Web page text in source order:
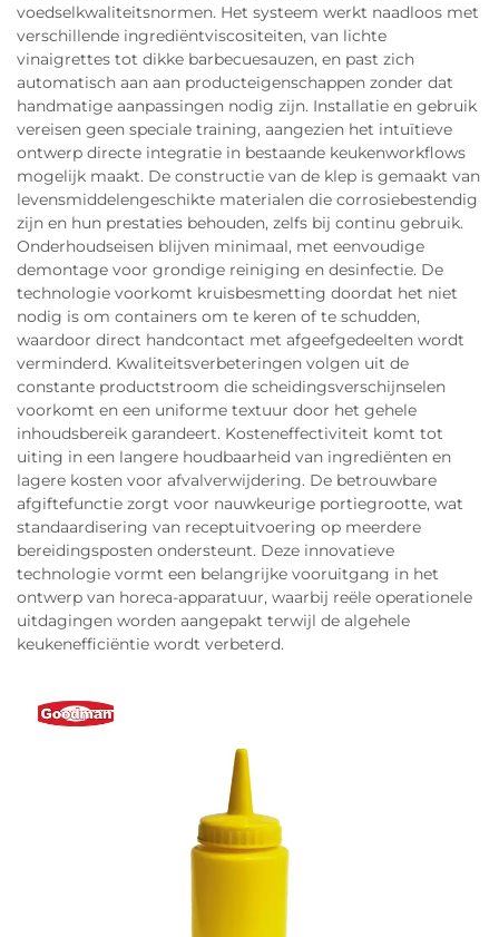
voedselkwaliteitsnormen. Het systeem werkt naadloos met
verschillende ingrediëntviscositeiten, van lichte
vinaigrettes tot dikke barbecuesauzen, en past zich
automatisch aan aan producteigenschappen zonder dat
handmatige aanpassingen nodig zijn. Installatie en gebruik
vereisen geen speciale training, aangezien het intuïtieve
ontwerp directe integratie in bestaande keukenworkflows
mogelijk maakt. De constructie van de klep is gemaakt van
levensmiddelengeschikte materialen die corrosiebestendig
zijn en hun prestaties behouden, zelfs bij continu gebruik.
Onderhoudseisen blijven minimaal, met eenvoudige
demontage voor grondige reiniging en desinfectie. De
technologie voorkomt kruisbesmetting doordat het niet
nodig is om containers om te keren of te schudden,
waardoor direct handcontact met afgeefgedeelten wordt
verminderd. Kwaliteitsverbeteringen volgen uit de
constante productstroom die scheidingsverschijnselen
voorkomt en een uniforme textuur door het gehele
inhoudsbereik garandeert. Kosteneffectiviteit komt tot
uiting in een langere houdbaarheid van ingrediënten en
lagere kosten voor afvalverwijdering. De betrouwbare
afgiftefunctie zorgt voor nauwkeurige portiegrootte, wat
standaardisering van receptuitvoering op meerdere
bereidingsposten ondersteunt. Deze innovatieve
technologie vormt een belangrijke vooruitgang in het
ontwerp van horeca-apparatuur, waarbij reële operationele
uitdagingen worden aangepakt terwijl de algehele
keukenefficiëntie wordt verbeterd.